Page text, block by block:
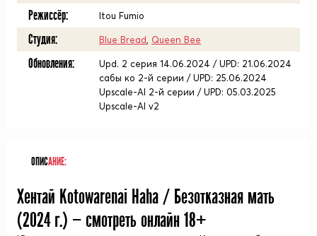
Режиссёр: Itou Fumio
Студия: Blue Bread Queen Bee
Обновления:
Upd. 2 серия 14.06.2024 / UPD: 21.06.2024
сабы ко 2-й серии / UPD: 25.06.2024
Upscale-AI 2-й серии / UPD: 05.03.2025
Upscale-AI v2
ОПИСАНИЕ:
Хентай Kotowarenai Haha / Безотказная мать
(2024г.) — смотреть онлайн 18+